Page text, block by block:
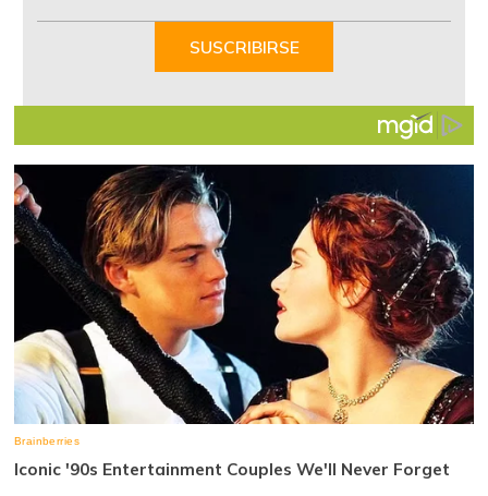
SUSCRIBIRSE